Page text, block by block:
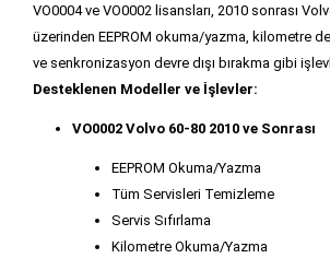
VO0004 ve VO0002 lisansları, 2010 sonrası
üzerinden EEPROM okuma/yazma, kilometre
ve senkronizasyon devre dışı bırakma gibi
Desteklenen Modeller ve İşlevler:
VO0002 Volvo 60-80 2010 ve Sonrası
EEPROM Okuma/Yazma
Tüm Servisleri Temizleme
Servis Sıfırlama
Kilometre Okuma/Yazma